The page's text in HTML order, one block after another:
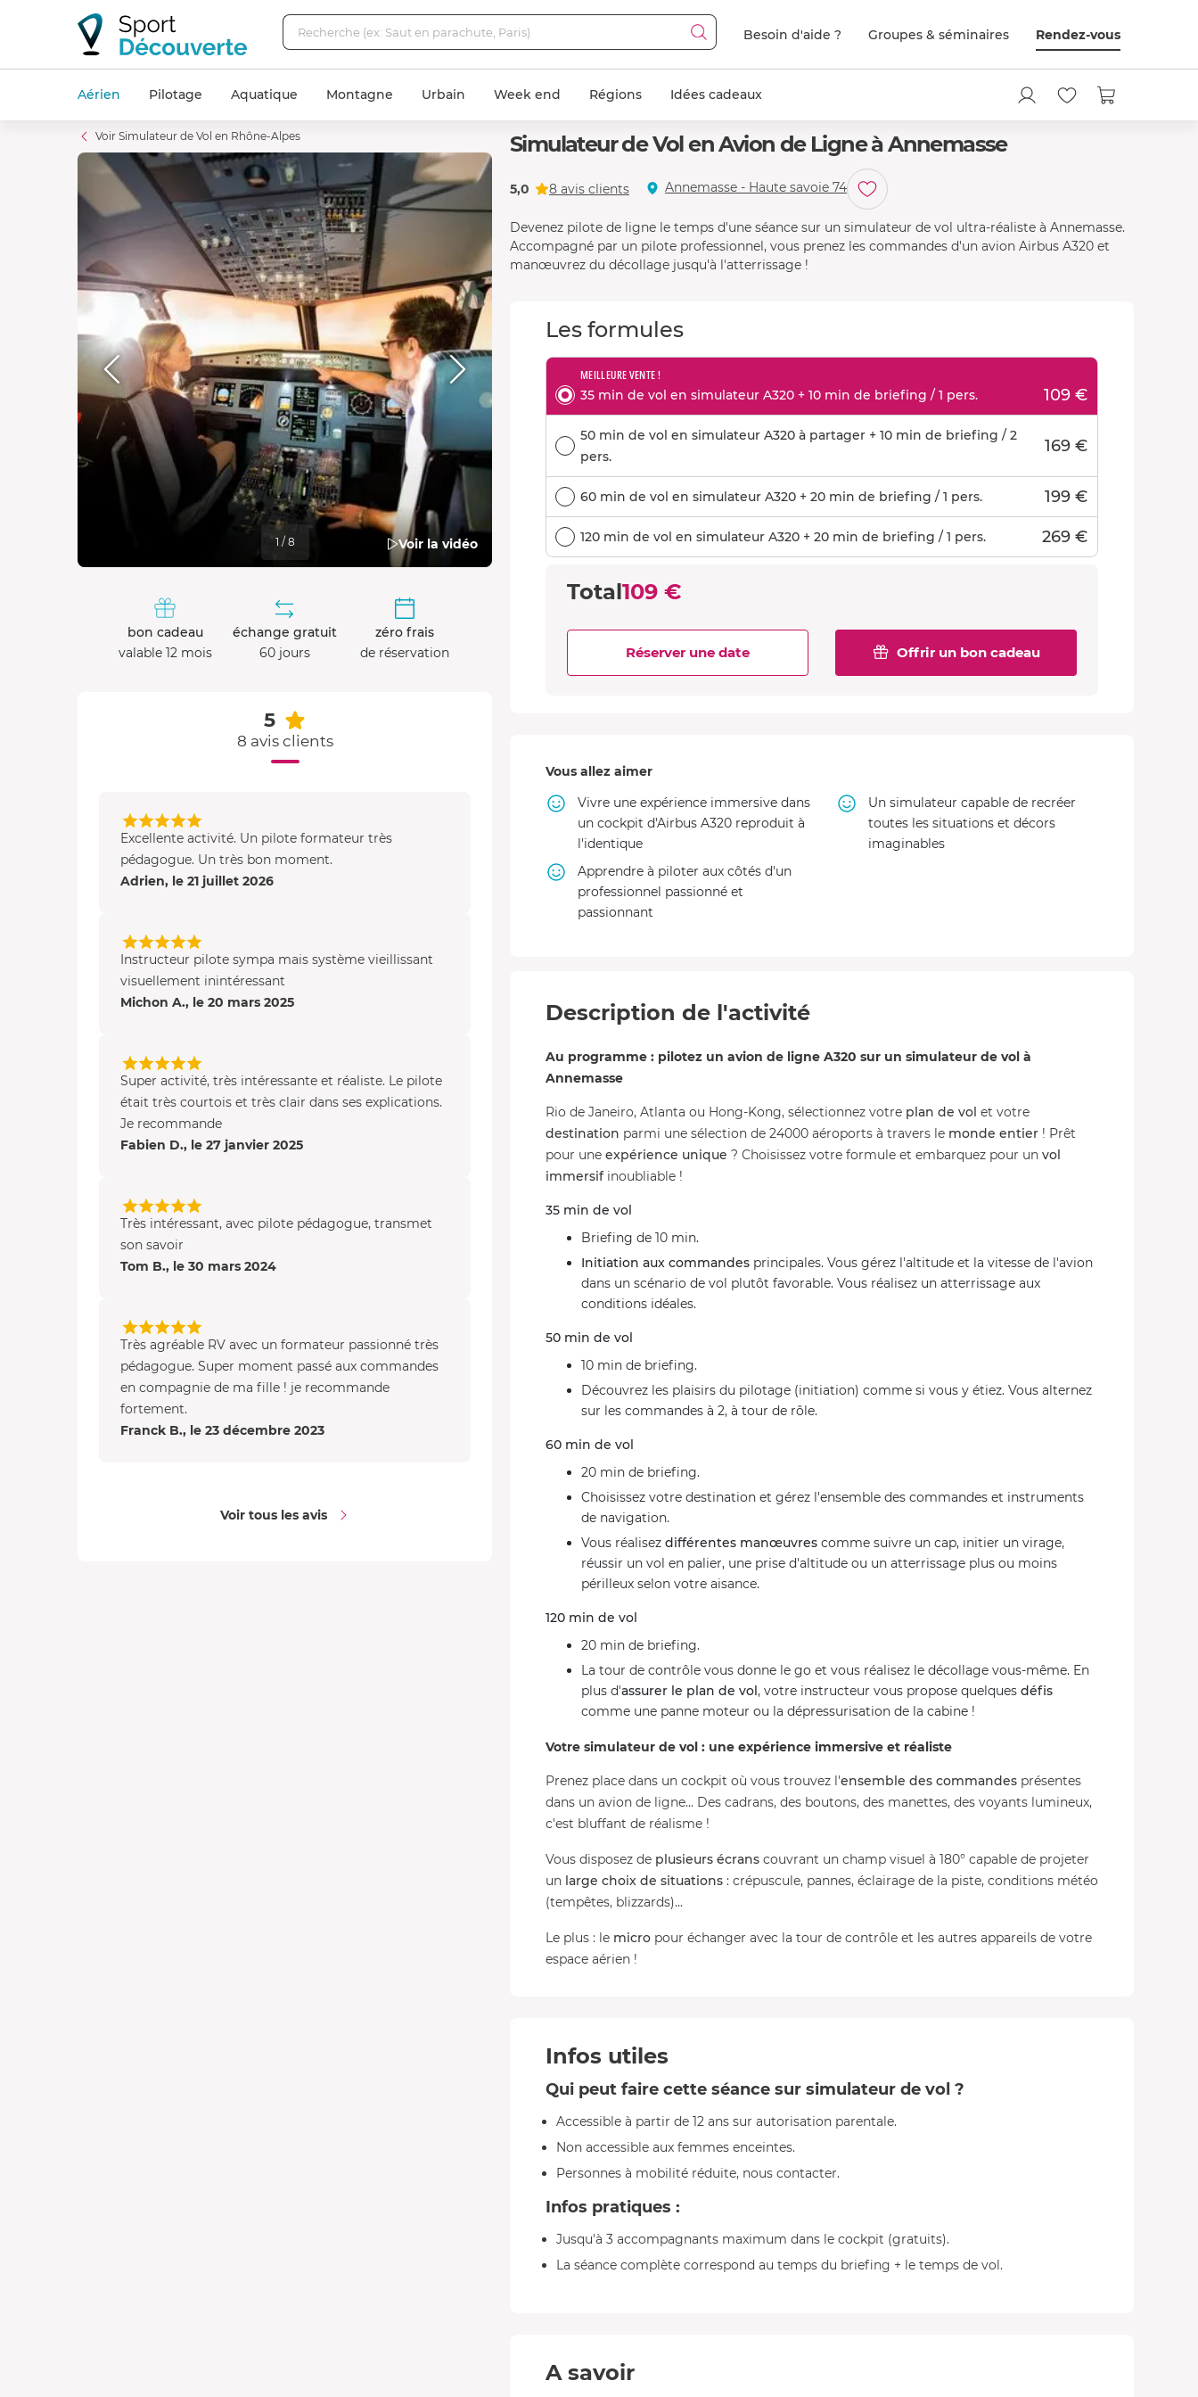
Besoin d'aide ? Groupes & séminaires Rendez-vous
Aérien Pilotage Aquatique Montagne Urbain Week end Régions Idées cadeaux
Simulateur de Vol en Avion de Ligne à Annemasse
5,0 8 avis clients Annemasse - Haute savoie 74
Devenez pilote de ligne le temps d'une séance sur un simulateur de vol ultra-réaliste à Annemasse.
Accompagné par un pilote professionnel, vous prenez les commandes d'un avion Airbus A320 et
manœuvrez du décollage jusqu'à l'atterrissage !
Les formules
MEILLEURE VENTE !
35 min de vol en simulateur A320 + 10 min de briefing / 1 pers. 109 €
50 min de vol en simulateur A320 à partager + 10 min de briefing / 2
pers.
169 €
60 min de vol en simulateur A320 + 20 min de briefing / 1 pers. 199 €
120 min de vol en simulateur A320 + 20 min de briefing / 1 pers. 269 €
Total109 €
Offrir un bon cadeau
Réserver une date
Vous allez aimer
Vivre une expérience immersive dans
un cockpit d'Airbus A320 reproduit à
l'identique
Un simulateur capable de recréer
toutes les situations et décors
imaginables
Apprendre à piloter aux côtés d'un
professionnel passionné et
passionnant
Description de l'activité
Au programme : pilotez un avion de ligne A320 sur un simulateur de vol à
Annemasse
Rio de Janeiro, Atlanta ou Hong-Kong, sélectionnez votre plan de vol et votre
destination parmi une sélection de 24000 aéroports à travers le monde entier ! Prêt
pour une expérience unique ? Choisissez votre formule et embarquez pour un vol
immersifinoubliable !
35 min de vol
Briefing de 10 min.
Initiation aux commandes principales. Vous gérez l'altitude et la vitesse de l'avion
dans un scénario de vol plutôt favorable. Vous réalisez un atterrissage aux
conditions idéales.
50 min de vol
10 min de briefing.
Découvrez les plaisirs du pilotage (initiation) comme si vous y étiez. Vous alternez
sur les commandes à 2, à tour de rôle.
60 min de vol
20 min de briefing.
Choisissez votre destination et gérez l'ensemble des commandes et instruments
de navigation.
Vous réalisez différentes manœuvres comme suivre un cap, initier un virage,
réussir un vol en palier, une prise d'altitude ou un atterrissage plus ou moins
périlleux selon votre aisance.
120 min de vol
20 min de briefing.
La tour de contrôle vous donne le go et vous réalisez le décollage vous-même. En
plus d'assurer le plan de vol, votre instructeur vous propose quelques défis
comme une panne moteur ou la dépressurisation de la cabine !
Votre simulateur de vol : une expérience immersive et réaliste
Prenez place dans un cockpit où vous trouvez l'ensemble des commandes présentes
dans un avion de ligne... Des cadrans, des boutons, des manettes, des voyants lumineux,
c'est bluffant de réalisme !
Vous disposez de plusieurs écrans couvrant un champ visuel à 180° capable de projeter
un large choix de situations : crépuscule, pannes, éclairage de la piste, conditions météo
(tempêtes, blizzards)...
Le plus : le micro pour échanger avec la tour de contrôle et les autres appareils de votre
espace aérien !
Infos utiles
Qui peut faire cette séance sur simulateur de vol ?
Accessible à partir de 12 ans sur autorisation parentale.
Non accessible aux femmes enceintes.
Personnes à mobilité réduite, nous contacter.
Infos pratiques :
Jusqu'à 3 accompagnants maximum dans le cockpit (gratuits).
La séance complète correspond au temps du briefing + le temps de vol.
A savoir
Voir Simulateur de Vol en Rhône-Alpes
Voir la vidéo
1 / 8
bon cadeau
valable 12 mois
échange gratuit
60 jours
zéro frais
de réservation
5
8 avis clients
Excellente activité. Un pilote formateur très
pédagogue. Un très bon moment.
Adrien, le 21 juillet 2026
Instructeur pilote sympa mais système vieillissant
visuellement inintéressant
Michon A., le 20 mars 2025
Super activité, très intéressante et réaliste. Le pilote
était très courtois et très clair dans ses explications.
Je recommande
Fabien D., le 27 janvier 2025
Très intéressant, avec pilote pédagogue, transmet
son savoir
Tom B., le 30 mars 2024
Très agréable RV avec un formateur passionné très
pédagogue. Super moment passé aux commandes
en compagnie de ma fille ! je recommande
fortement.
Franck B., le 23 décembre 2023
Voir tous les avis